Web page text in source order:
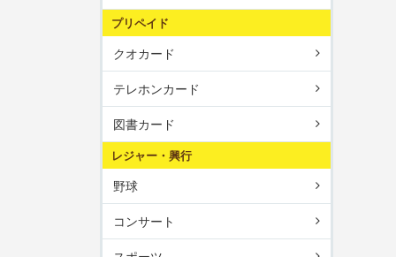
プリペイド
クオカード
テレホンカード
図書カード
レジャー・興行
野球
コンサート